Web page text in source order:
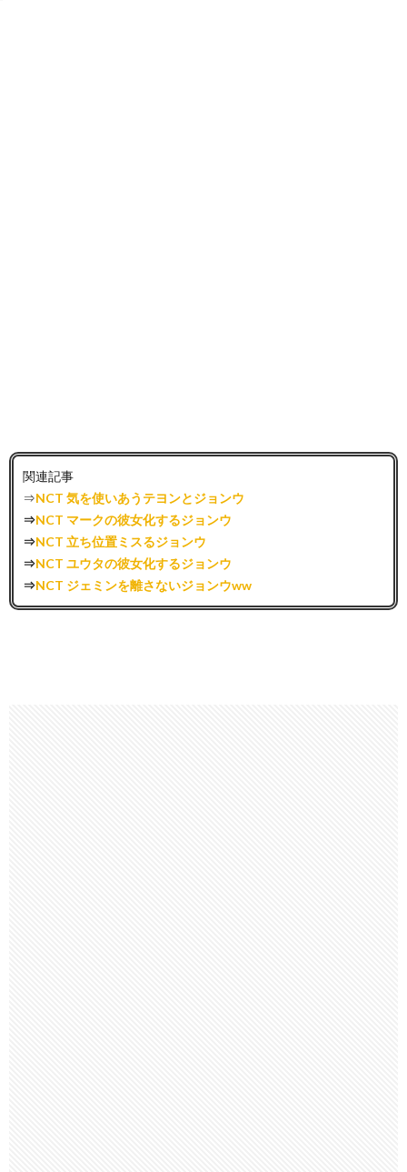
関連記事
⇒NCT 気を使いあうテヨンとジョンウ
⇒NCT マークの彼女化するジョンウ
⇒NCT 立ち位置ミスるジョンウ
⇒NCT ユウタの彼女化するジョンウ
⇒NCT ジェミンを離さないジョンウww